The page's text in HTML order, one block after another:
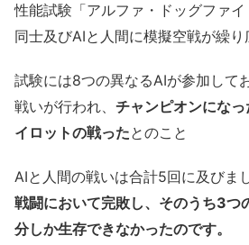
性能試験「アルファ・ドッグファ
同士及びAIと人間に模擬空戦が繰り
試験には8つの異なるAIが参加して
戦いが行われ、 チャンピオンにな
イロットの戦ったとのこと
AIと人間の戦いは合計5回に及びま
戦闘において完敗し、そのうち3つ
分しか生存できなかったのです。